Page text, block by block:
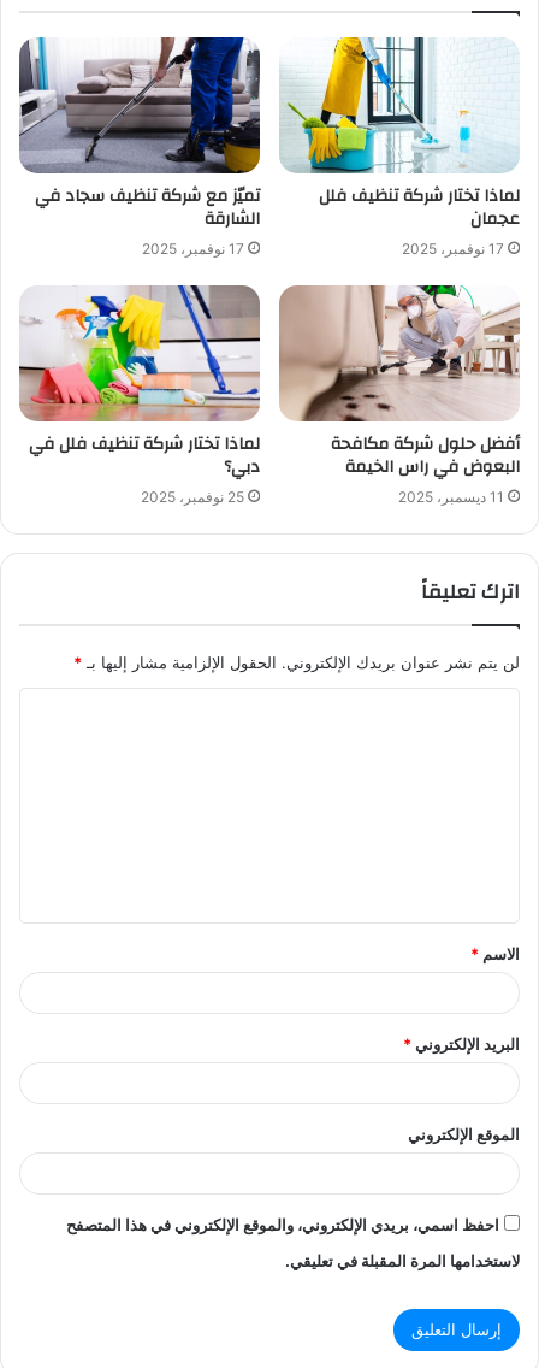
لماذا تختار شركة تنظيف فلل
عجمان
17 نوفمبر، 2025
تميّز مع شركة تنظيف سجاد في
الشارقة
17 نوفمبر، 2025
أفضل حلول شركة مكافحة
البعوض في راس الخيمة
11 ديسمبر، 2025
لماذا تختار شركة تنظيف فلل في
دبي؟
25 نوفمبر، 2025
اترك تعليقاً
لن يتم نشر عنوان بريدك الإلكتروني. الحقول الإلزامية مشار إليها بـ *
ق
*
الاسم *
البريد الإلكتروني*
الموقع الإلكتروني
احفظ اسمي، بريدي الإلكتروني، والموقع الإلكتروني في هذا المتصفح
لاستخدامها المرة المقبلة في تعليقي.